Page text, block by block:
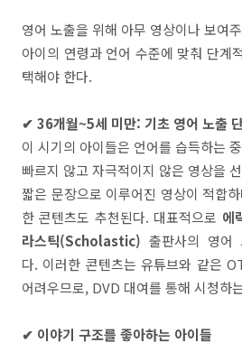
영어 노출을 위해 아무 영상이나 보여
아이의 연령과 언어 수준에 맞춰 단계
택해야 한다.
✔ 36개월~5세 미만: 기초 영어 노출
이 시기의 아이들은 언어를 습득하는
빠르지 않고 자극적이지 않은 영상을
짧은 문장으로 이루어진 영상이 적합
한 콘텐츠도 추천된다. 대표적으로 에
라스틱(Scholastic) 출판사의 영어
다. 이러한 콘텐츠는 유튜브와 같은
어려우므로, DVD 대여를 통해 시청하
✔ 이야기 구조를 좋아하는 아이들